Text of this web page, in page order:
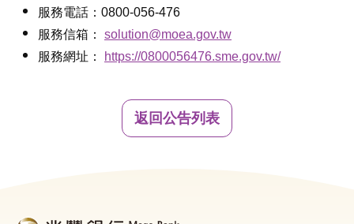
服務電話：0800-056-476
服務信箱： solution@moea.gov.tw
服務網址：
https://0800056476.sme.gov.tw/
返回公告列表